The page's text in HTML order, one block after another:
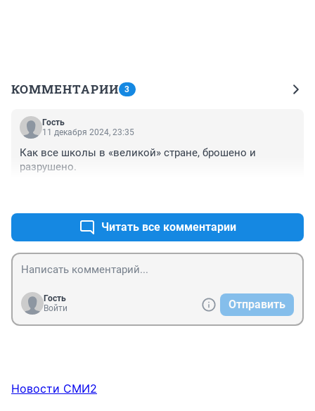
КОММЕНТАРИИ 3
Гость
11 декабря 2024, 23:35
Как все школы в «великой» стране, брошено и
разрушено.
Читать все комментарии
Гость
Войти
Отправить
Новости СМИ2